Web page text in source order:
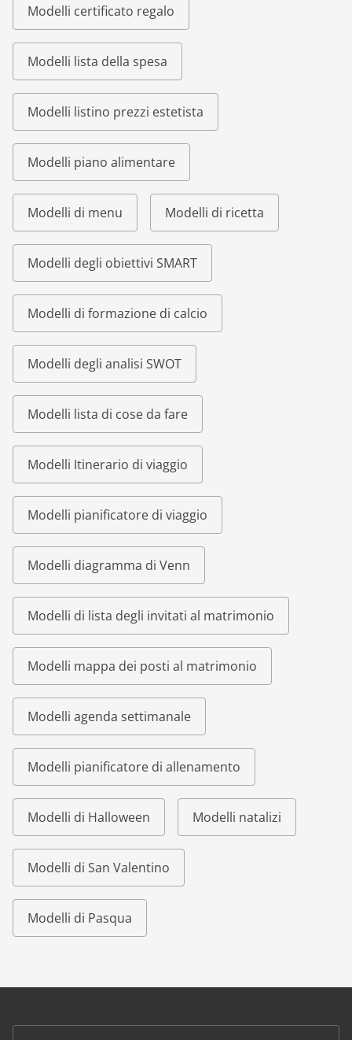
Modelli certificato regalo
Modelli lista della spesa
Modelli listino prezzi estetista
Modelli piano alimentare
Modelli di menu Modelli di ricetta
Modelli degli obiettivi SMART
Modelli di formazione di calcio
Modelli degli analisi SWOT
Modelli lista di cose da fare
Modelli Itinerario di viaggio
Modelli pianificatore di viaggio
Modelli diagramma di Venn
Modelli di lista degli invitati al matrimonio
Modelli mappa dei posti al matrimonio
Modelli agenda settimanale
Modelli pianificatore di allenamento
Modelli di Halloween Modelli natalizi
Modelli di San Valentino
Modelli di Pasqua